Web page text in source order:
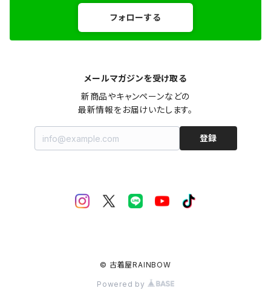
フォローする
メールマガジンを受け取る
新商品やキャンペーンなどの
最新情報をお届けいたします。
登録
© 古着屋RAINBOW
Powered by